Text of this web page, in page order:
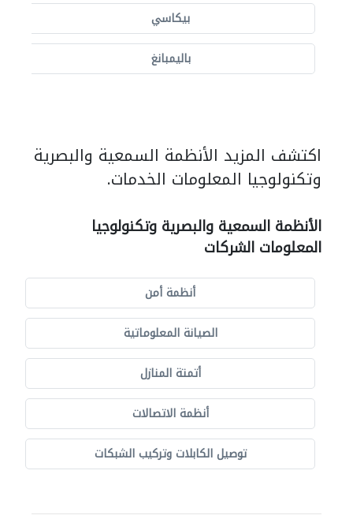
بيكاسي
باليمبانغ
اكتشف المزيد الأنظمة السمعية والبصرية
وتكنولوجيا المعلومات الخدمات.
الأنظمة السمعية والبصرية وتكنولوجيا
المعلومات الشركات
أنظمة أمن
الصيانة المعلوماتية
أتمتة المنازل
أنظمة الاتصالات
توصيل الكابلات وتركيب الشبكات